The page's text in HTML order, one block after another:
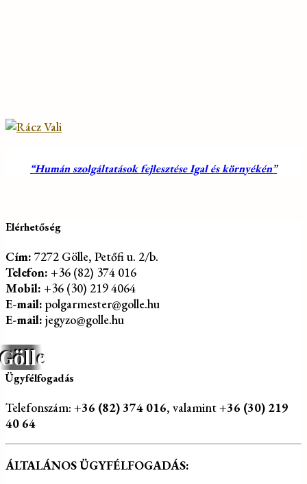
Gölle
“Humán szolgáltatások fejlesztése Igal és környékén”
Elérhetőség
Cím: 7272 Gölle, Petőfi u. 2/b.
Telefon: +36 (82) 374 016
Mobil: +36 (30) 219 4064
E-mail: polgarmester@golle.hu
E-mail: jegyzo@golle.hu
Ügyfélfogadás
Telefonszám: +36 (82) 374 016, valamint+36 (30) 219
40 64
ÁLTALÁNOS ÜGYFÉLFOGADÁS: